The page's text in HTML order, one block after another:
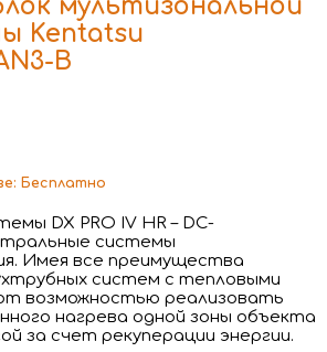
мультизональной
Kentatsu
B
Бесплатно
DX PRO IV HR – DC-
системы
Имея все преимущества
систем с тепловыми
возможностью реализовать
нагрева одной зоны объекта
за счет рекуперации энергии.